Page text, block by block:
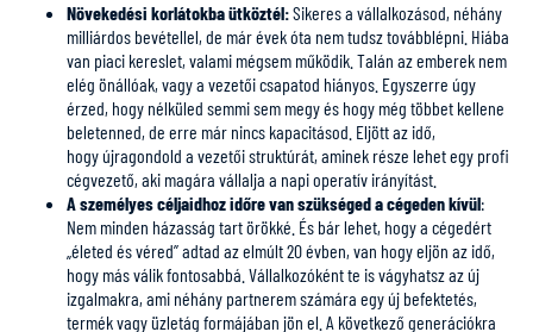
Növekedési korlátokba ütköztél:Sikeres a vállalkozásod, néhány
milliárdos bevétellel, de már évek óta nem tudsz továbblépni. Hiába
van piaci kereslet, valami mégsem működik. Talán az emberek nem
elég önállóak, vagy a vezetői csapatod hiányos. Egyszerre úgy
érzed, hogy nélküled semmi sem megy és hogy még többet kellene
beletenned, de erre már nincs kapacitásod. Eljött az idő,
hogy újragondold a vezetői struktúrát, aminek része lehet egy profi
cégvezető, aki magára vállalja a napi operatív irányítást.
A személyes céljaidhoz időre van szükséged a cégeden kívül:
Nem minden házasság tart örökké. És bár lehet, hogy a cégedért
„életed és véred” adtad az elmúlt 20 évben, van hogy eljön az idő,
hogy más válik fontosabbá. Vállalkozóként te is vágyhatsz az új
izgalmakra, ami néhány partnerem számára egy új befektetés,
termék vagy üzletág formájában jön el. A következő generációkra